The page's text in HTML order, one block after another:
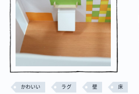
かわいい ラグ 壁 床